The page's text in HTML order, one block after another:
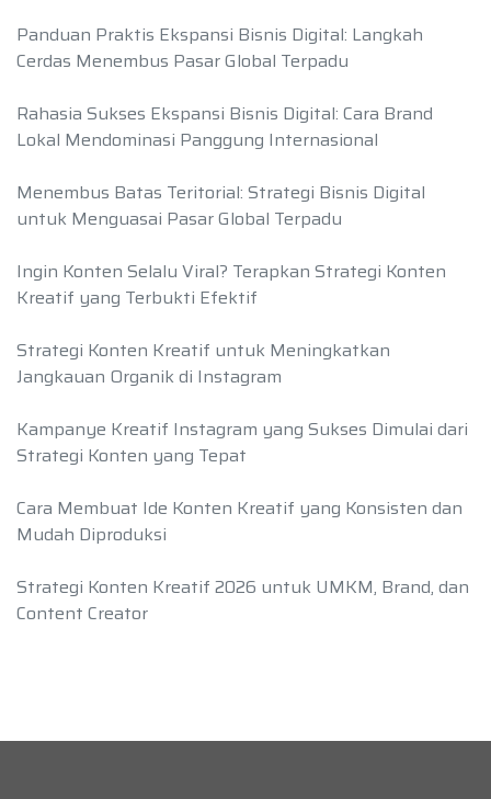
Panduan Praktis Ekspansi Bisnis Digital: Langkah
Cerdas Menembus Pasar Global Terpadu
Rahasia Sukses Ekspansi Bisnis Digital: Cara Brand
Lokal Mendominasi Panggung Internasional
Menembus Batas Teritorial: Strategi Bisnis Digital
untuk Menguasai Pasar Global Terpadu
Ingin Konten Selalu Viral? Terapkan Strategi Konten
Kreatif yang Terbukti Efektif
Strategi Konten Kreatif untuk Meningkatkan
Jangkauan Organik di Instagram
Kampanye Kreatif Instagram yang Sukses Dimulai dari
Strategi Konten yang Tepat
Cara Membuat Ide Konten Kreatif yang Konsisten dan
Mudah Diproduksi
Strategi Konten Kreatif 2026 untuk UMKM, Brand, dan
Content Creator